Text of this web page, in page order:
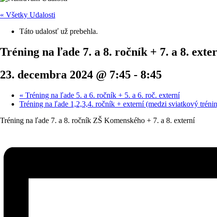
« Všetky Udalosti
Táto udalosť už prebehla.
Tréning na ľade 7. a 8. ročník + 7. a 8.
23. decembra 2024 @ 7:45 - 8:45
« Tréning na ľade 5. a 6. ročník + 5. a 6. roč. externí
Tréning na ľade 1,2,3,4. ročník + externí (medzi sviatkový
Tréning na ľade 7. a 8. ročník ZŠ Komenského + 7. a 8. externí